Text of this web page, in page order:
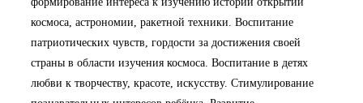
космоса, астрономии, ракетной техники. Воспитание
патриотических чувств, гордости за достижения своей
страны в области изучения космоса. Воспитание в детях
любви к творчеству, красоте, искусству. Стимулирование